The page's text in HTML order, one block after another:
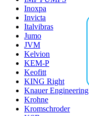
Inoxpa
Invicta
Italvibras
Jumo
JVM
Kelvion
KEM-P
Keofitt
KING Right
Knauer Engineering
Krohne
Kromschroder